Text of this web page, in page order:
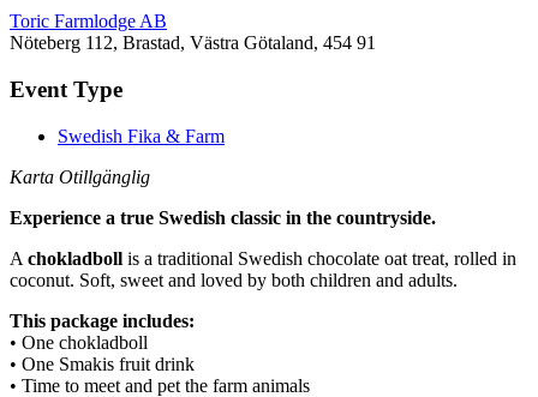
Toric Farmlodge AB
Nöteberg 112, Brastad, Västra Götaland, 454 91
Event Type
Swedish Fika & Farm
Karta Otillgänglig
Experience a true Swedish classic in the countryside.
A chokladboll is a traditional Swedish chocolate oat treat, rolled in
coconut. Soft, sweet and loved by both children and adults.
This package includes:
• One chokladboll
• One Smakis fruit drink
• Time to meet and pet the farm animals